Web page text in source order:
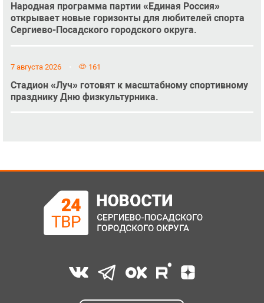
Народная программа партии «Единая Россия»
открывает новые горизонты для любителей спорта
Сергиево-Посадского городского округа.
7 августа 2026 161
Стадион «Луч» готовят к масштабному спортивному
празднику Дню физкультурника.